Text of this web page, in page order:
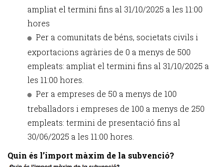
ampliat el termini fins al 31/10/2025 a les 11:00
hores
Per a comunitats de béns, societats civils i
exportacions agràries de 0 a menys de 500
empleats: ampliat el termini fins al 31/10/2025 a
les 11:00 hores.
Per a empreses de 50 a menys de 100
treballadors i empreses de 100 a menys de 250
empleats: termini de presentació fins al
30/06/2025 a les 11:00 hores.
Quin és l’import màxim de la subvenció?